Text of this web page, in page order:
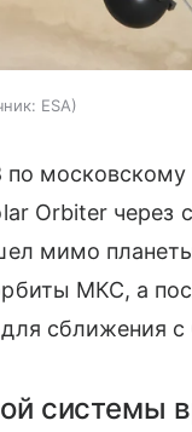
ESA
по
Orbiter
мимо
МКС, а
сближения
системы